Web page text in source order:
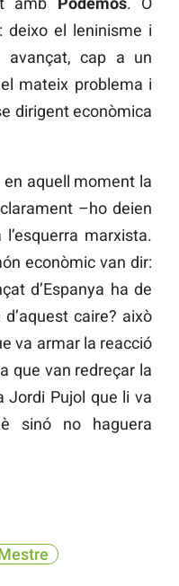
deixo el leninisme i
avançat, cap a un
mateix problema i
dirigent econòmica
aquell moment la
–ho deien
marxista.
econòmic van dir:
d’Espanya ha de
caire? això
va armar la reacció
que van redreçar la
Jordi Pujol que li va
sinó no haguera